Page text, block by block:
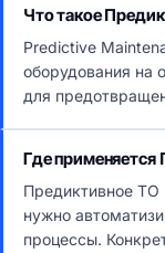
Что такое
Predictive
оборудования на
для
Где
Предиктивное ТО
нужно
процессы.